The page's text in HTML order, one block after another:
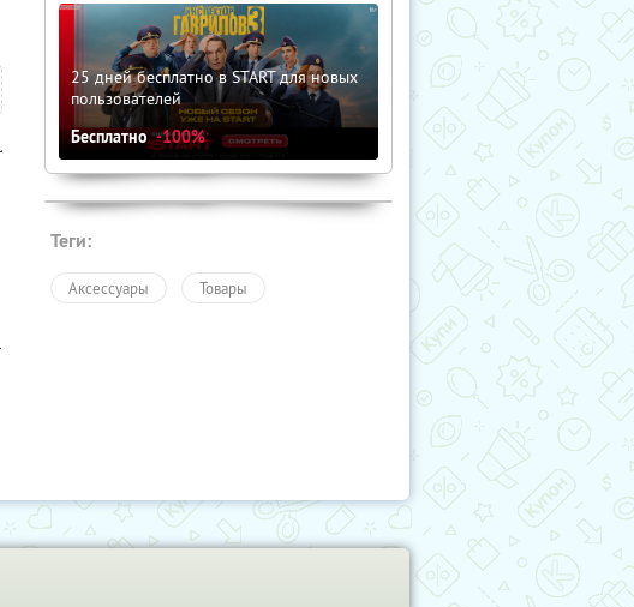
25 дней бесплатно в START для новых
пользователей
Бесплатно -100%
Теги:
Аксессуары Товары